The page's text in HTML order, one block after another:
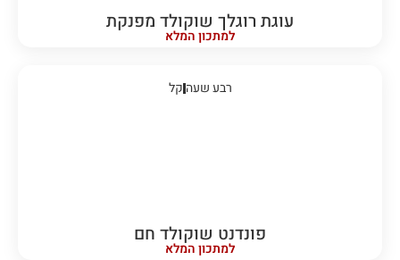
עוגת רוגלך שוקולד מפנקת
למתכון המלא
רבע שעהקל
פונדנט שוקולד חם
למתכון המלא